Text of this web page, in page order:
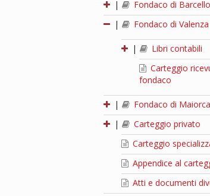
|
Fondaco di
|
Fondaco di Valenza
|
Libri contabili
Carteggio
fondaco
|
Fondaco di Maiorca
|
Carteggio privato
Carteggio
Appendice al
Atti e documenti